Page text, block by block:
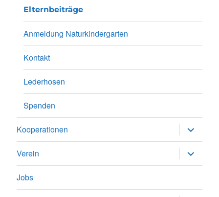
Elternbeiträge
Anmeldung Naturkindergarten
Kontakt
Lederhosen
Spenden
Kooperationen
anzeigen
Verein
anzeigen
Jobs